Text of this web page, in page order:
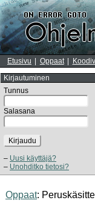
Etusivu Oppaat
Kirjautuminen
Tunnus
Salasana
Kirjaudu
Uusi käyttäjä?
Unohditko tietosi?
Oppaat: